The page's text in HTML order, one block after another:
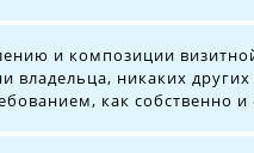
и композиции
никаких
как собственно и